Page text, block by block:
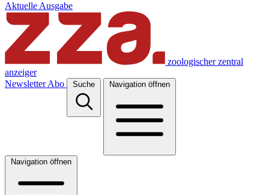
Aktuelle Ausgabe
zoologischer zentral
anzeiger
Newsletter Abo Suche Navigation öffnen
Navigation öffnen